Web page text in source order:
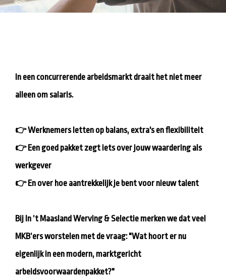
In een concurrerende arbeidsmarkt draait het niet meer
alleen om salaris.
👉 Werknemers letten op balans, extra's en flexibiliteit
👉 Een goed pakket zegt iets over jouw waardering als
werkgever
👉 En over hoe aantrekkelijk je bent voor nieuw talent
Bij In ’t Maasland Werving & Selectie merken we dat veel
MKB’ers worstelen met de vraag: "Wat hoort er nu
eigenlijk in een modern, marktgericht
arbeidsvoorwaardenpakket?"